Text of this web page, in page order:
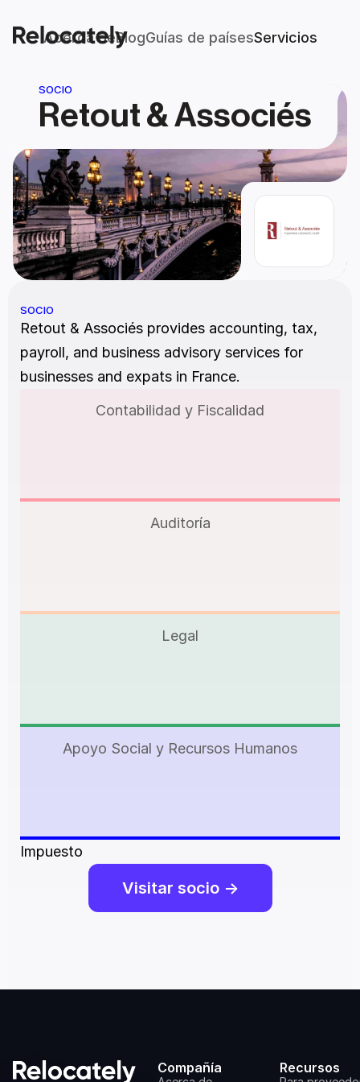
Acerca deBlogGuías de paísesServicios
SOCIO
Retout & Associés
SOCIO
Retout & Associés provides accounting, tax,
payroll, and business advisory services for
businesses and expats in France.
Contabilidad y Fiscalidad
Auditoría
Legal
Apoyo Social y Recursos Humanos
Impuesto
Visitar socio ->
Compañía Recursos